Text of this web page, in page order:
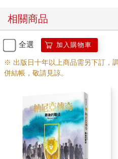
桓。」
「船長的解說會比我說得更清楚
地圖，在桌上攤開。
「這是我們的位置，」他用手指
的位置。我們從凱爾帕拉瓦宮出
爾瑪大公為國王陛下舉行一場馬
士—」
「我自己也摔下來一、兩次，垂
賈思潘插嘴說。
「—擊敗許多騎士，」垂尼安笑
王陛下如果能娶大公的女兒為妻
相關商品
全選 加入購物車
※ 出版日十年以上商品需另下訂，
併結帳，敬請見諒。